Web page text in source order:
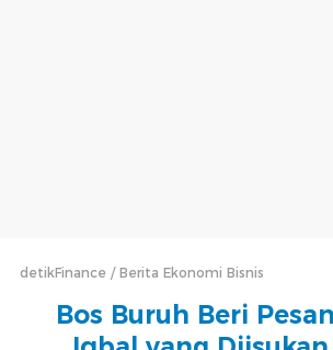
detikFinance Berita Ekonomi Bisnis
Bos Buruh Beri